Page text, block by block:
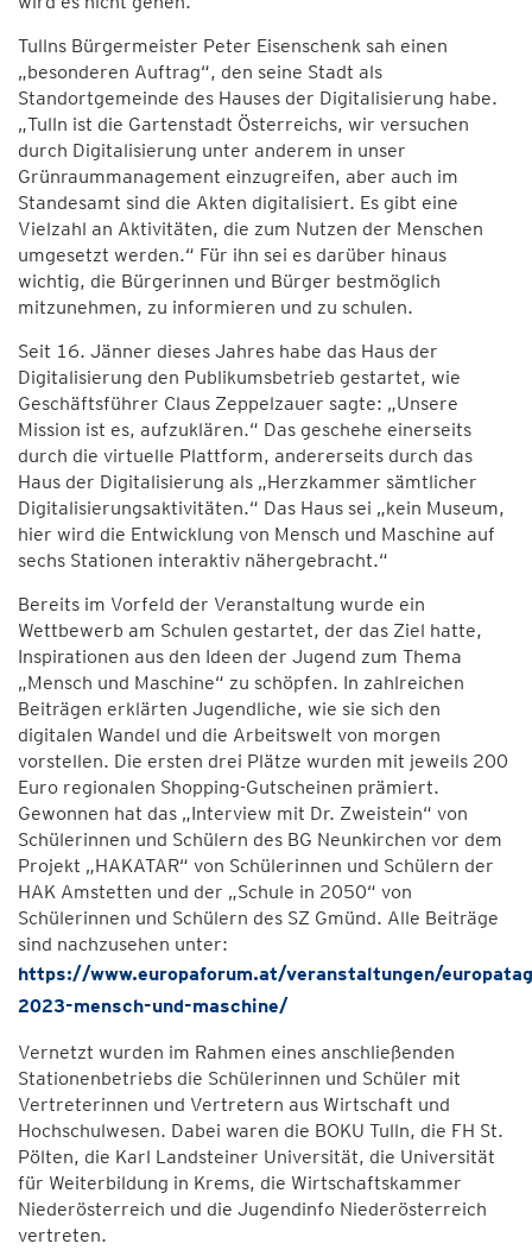
Tullns Bürgermeister Peter Eisenschenk sah einen
„besonderen Auftrag“, den seine Stadt als
Standortgemeinde des Hauses der Digitalisierung habe.
„Tulln ist die Gartenstadt Österreichs, wir versuchen
durch Digitalisierung unter anderem in unser
Grünraummanagement einzugreifen, aber auch im
Standesamt sind die Akten digitalisiert. Es gibt eine
Vielzahl an Aktivitäten, die zum Nutzen der Menschen
umgesetzt werden.“ Für ihn sei es darüber hinaus
wichtig, die Bürgerinnen und Bürger bestmöglich
mitzunehmen, zu informieren und zu schulen.
Seit 16. Jänner dieses Jahres habe das Haus der
Digitalisierung den Publikumsbetrieb gestartet, wie
Geschäftsführer Claus Zeppelzauer sagte: „Unsere
Mission ist es, aufzuklären.“ Das geschehe einerseits
durch die virtuelle Plattform, andererseits durch das
Haus der Digitalisierung als „Herzkammer sämtlicher
Digitalisierungsaktivitäten.“ Das Haus sei „kein Museum,
hier wird die Entwicklung von Mensch und Maschine auf
sechs Stationen interaktiv nähergebracht.“
Bereits im Vorfeld der Veranstaltung wurde ein
Wettbewerb am Schulen gestartet, der das Ziel hatte,
Inspirationen aus den Ideen der Jugend zum Thema
„Mensch und Maschine“ zu schöpfen. In zahlreichen
Beiträgen erklärten Jugendliche, wie sie sich den
digitalen Wandel und die Arbeitswelt von morgen
vorstellen. Die ersten drei Plätze wurden mit jeweils 200
Euro regionalen Shopping-Gutscheinen prämiert.
Gewonnen hat das „Interview mit Dr. Zweistein“ von
Schülerinnen und Schülern des BG Neunkirchen vor dem
Projekt „HAKATAR“ von Schülerinnen und Schülern der
HAK Amstetten und der „Schule in 2050“ von
Schülerinnen und Schülern des SZ Gmünd. Alle Beiträge
sind nachzusehen unter:
https://www.europaforum.at/veranstaltungen/
2023-mensch-und-maschine/
Vernetzt wurden im Rahmen eines anschließenden
Stationenbetriebs die Schülerinnen und Schüler mit
Vertreterinnen und Vertretern aus Wirtschaft und
Hochschulwesen. Dabei waren die BOKU Tulln, die FH St.
Pölten, die Karl Landsteiner Universität, die Universität
für Weiterbildung in Krems, die Wirtschaftskammer
Niederösterreich und die Jugendinfo Niederösterreich
vertreten.